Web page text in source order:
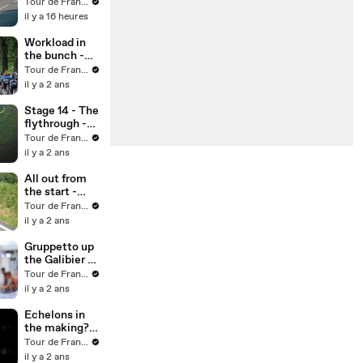
il y a 16 heures
Workload in
the bunch -
Tour de
France 2024
Tour de France™
il y a 2 ans
Stage 14 - The
flythrough -
Tour de
France 2024
Tour de France™
il y a 2 ans
All out from
the start -
Tour de
France 2024
Tour de France™
il y a 2 ans
Gruppetto up
the Galibier -
Tour de
France 2024
Tour de France™
il y a 2 ans
Echelons in
the making? -
Tour de
France 2024
Tour de France™
il y a 2 ans